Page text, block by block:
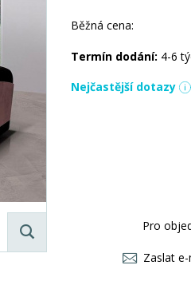
Běžná cena:
Termín dodání: 4-6
Nejčastější dotazy
Pro
Zaslat